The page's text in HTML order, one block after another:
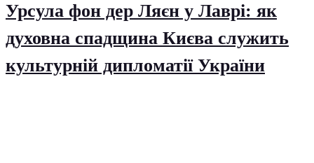
Урсула фон дер Ляєн у Лаврі: як
духовна спадщина Києва служить
культурній дипломатії України